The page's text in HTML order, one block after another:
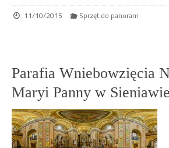
11/10/2015 Sprzęt do panoram
Parafia Wniebowzięcia
Maryi Panny w Sieniawie